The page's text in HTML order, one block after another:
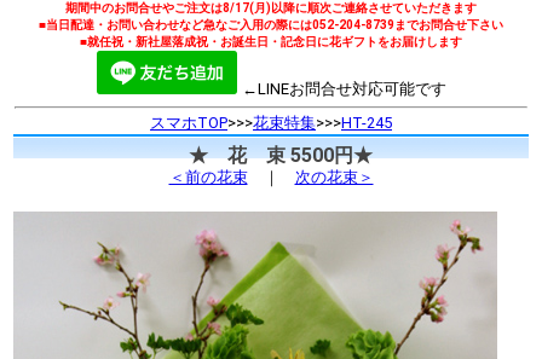
期間中のお問合せやご注文は8/17(月)以降に順次ご連絡させていただきます
■当日配達・お問い合わせなど急なご入用の際には052-204-8739までお問合せ下さい
■就任祝・新社屋落成祝・お誕生日・記念日に花ギフトをお届けします
←LINEお問合せ対応可能です
スマホTOP>>>花束特集>>>HT-245
★ 花 束 5500円★
＜前の花束｜ 次の花束＞